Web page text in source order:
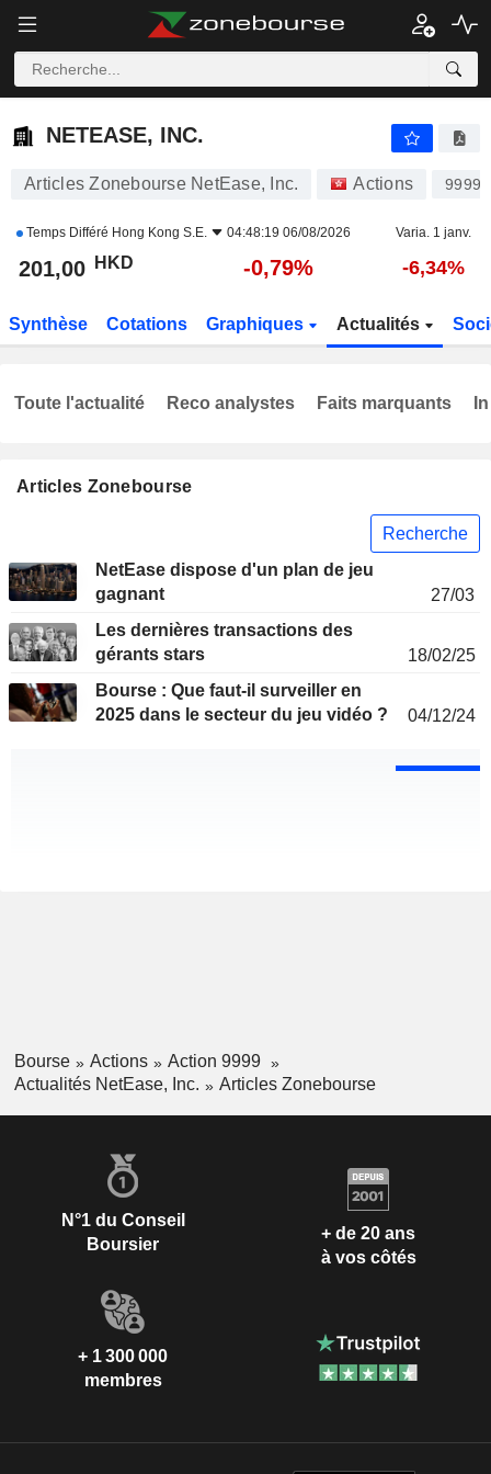
NETEASE, INC.
NETEASE, INC.
Articles Zonebourse NetEase, Inc. Actions 9999
Temps Différé Hong Kong S.E. 04:48:19 06/08/2026 Varia. 1 janv.
201,00 HKD -0,79% -6,34%
Synthèse Cotations Graphiques Actualités
Articles Zonebourse
Recherche
NetEase dispose d'un plan de jeu
gagnant
27/03
Les dernières transactions des
gérants stars
18/02/25
Bourse : Que faut-il surveiller en
2025 dans le secteur du jeu vidéo ?
04/12/24
Toute l'actualité Reco analystes Faits marquants
Bourse Actions
Action 9999
Actualités NetEase, Inc.
Articles Zonebourse
N°1 du Conseil
Boursier
+ de 20 ans
à vos côtés
+ 1 300 000
membres